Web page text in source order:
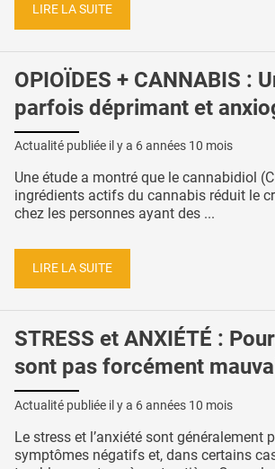
LIRE LA SUITE
OPIOÏDES + CANNABIS :
parfois déprimant et
Actualité publiée il y a 6 années 10 mois
Une étude a montré que le cannabidiol
ingrédients actifs du cannabis réduit le
chez les personnes ayant des ...
LIRE LA SUITE
STRESS et ANXIÉTÉ :
sont pas forcément
Actualité publiée il y a 6 années 10 mois
Le stress et l’anxiété sont généralement
symptômes négatifs et, dans certains